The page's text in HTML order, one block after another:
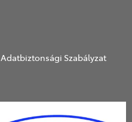
Szabályzat